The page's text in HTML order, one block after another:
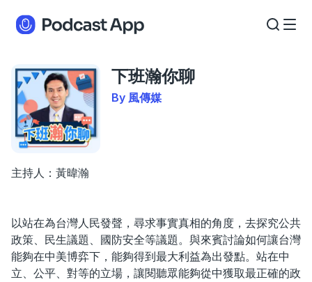
下班瀚你聊
By 風傳媒
主持人：黃暐瀚
以站在為台灣人民發聲，尋求事實真相的角度，去探究公共
政策、民生議題、國防安全等議題。與來賓討論如何讓台灣
能夠在中美博弈下，能夠得到最大利益為出發點。站在中
立、公平、對等的立場，讓閱聽眾能夠從中獲取最正確的政